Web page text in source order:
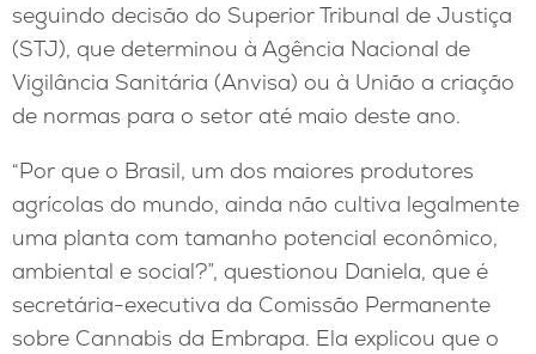
seguindo decisão do Superior Tribunal de Justiça
(STJ), que determinou à Agência Nacional de
Vigilância Sanitária (Anvisa) ou à União a criação
de normas para o setor até maio deste ano.
“Por que o Brasil, um dos maiores produtores
agrícolas do mundo, ainda não cultiva legalmente
uma planta com tamanho potencial econômico,
ambiental e social?”, questionou Daniela, que é
secretária-executiva da Comissão Permanente
sobre Cannabis da Embrapa. Ela explicou que o